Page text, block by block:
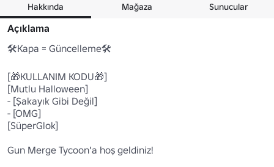
Hakkında Mağaza Sunucular
Açıklama
🛠Kapa = Güncelleme🛠
[🎁KULLANIM KODU🎁]
[Mutlu Halloween]
- [Şakayık Gibi Değil]
- [OMG]
[SüperGlok]
Gun Merge Tycoon'a hoş geldiniz!